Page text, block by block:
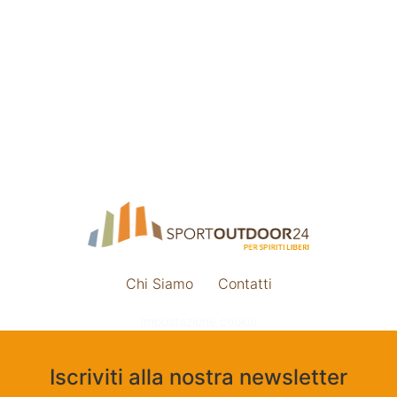
Chi Siamo Contatti
Iscriviti alla nostra newsletter